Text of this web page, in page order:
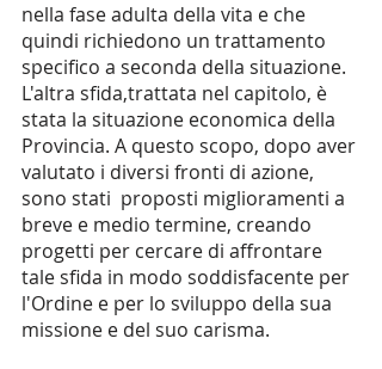
nella fase adulta della vita e che
quindi richiedono un trattamento
specifico a seconda della situazione.
L'altra sfida,trattata nel capitolo, è
stata la situazione economica della
Provincia. A questo scopo, dopo aver
valutato i diversi fronti di azione,
sono stati  proposti miglioramenti a
breve e medio termine, creando
progetti per cercare di affrontare
tale sfida in modo soddisfacente per
l'Ordine e per lo sviluppo della sua
missione e del suo carisma.